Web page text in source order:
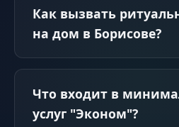
Как вызвать
на дом в Борисове?
Что входит в
услуг "Эконом"?